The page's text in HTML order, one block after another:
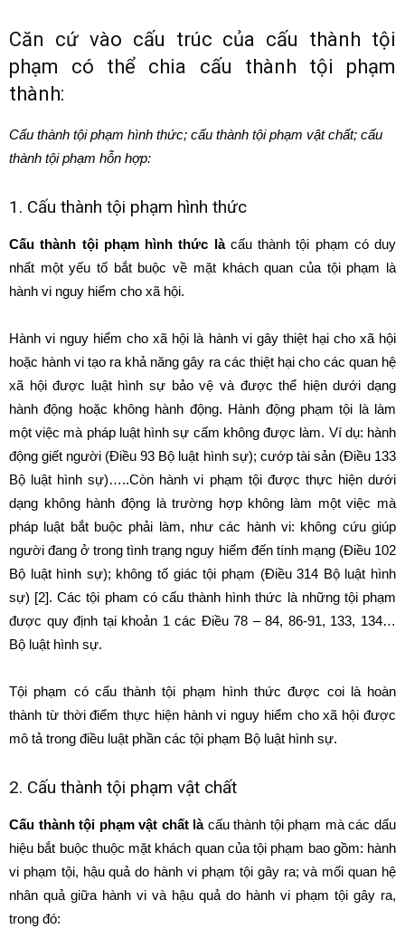
Căn cứ vào cấu trúc của cấu thành tội
phạm có thể chia cấu thành tội phạm
thành:
Cấu thành tội phạm hình thức; cấu thành tội phạm vật chất; cấu
thành tội phạm hỗn hợp:
1. Cấu thành tội phạm hình thức
Cấu thành tội phạm hình thức làcấu thành tội phạm có duy
nhất một yếu tố bắt buộc về mặt khách quan của tội phạm là
hành vi nguy hiểm cho xã hội.
Hành vi nguy hiểm cho xã hội là hành vi gây thiệt hại cho xã hội
hoặc hành vi tạo ra khả năng gây ra các thiệt hại cho các quan hệ
xã hội được luật hình sự bảo vệ và được thể hiện dưới dạng
hành động hoặc không hành động. Hành động phạm tội là làm
một việc mà pháp luật hình sự cấm không được làm. Ví dụ: hành
động giết người (Điều 93 Bộ luật hình sự); cướp tài sản (Điều 133
Bộ luật hình sự)…..Còn hành vi phạm tội được thực hiện dưới
dạng không hành động là trường hợp không làm một việc mà
pháp luật bắt buộc phải làm, như các hành vi: không cứu giúp
người đang ở trong tình trạng nguy hiểm đến tính mạng (Điều 102
Bộ luật hình sự); không tố giác tội phạm (Điều 314 Bộ luật hình
sự) [2]. Các tội pham có cấu thành hình thức là những tội phạm
được quy định tại khoản 1 các Điều 78 – 84, 86-91, 133, 134…
Bộ luật hình sự.
Tội phạm có cấu thành tội phạm hình thức được coi là hoàn
thành từ thời điểm thực hiện hành vi nguy hiểm cho xã hội được
mô tả trong điều luật phần các tội phạm Bộ luật hình sự.
2. Cấu thành tội phạm vật chất
Cấu thành tội phạm vật chất làcấu thành tội phạm mà các dấu
hiệu bắt buộc thuộc mặt khách quan của tội phạm bao gồm: hành
vi phạm tội, hậu quả do hành vi phạm tội gây ra; và mối quan hệ
nhân quả giữa hành vi và hậu quả do hành vi phạm tội gây ra,
trong đó: